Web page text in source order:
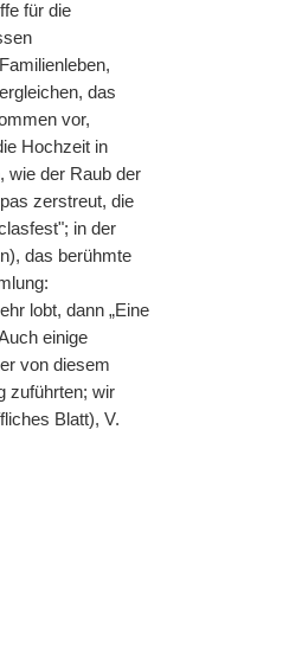
für die
das
vor,
Hochzeit in
wie der Raub der
zerstreut, die
in der
das berühmte
lobt, dann „Eine
einige
von diesem
zuführten; wir
Blatt), V.